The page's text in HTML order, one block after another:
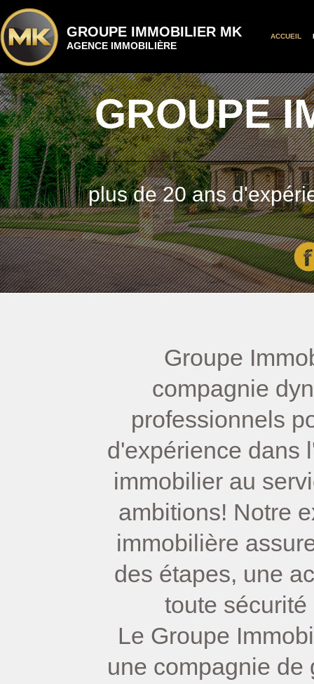
GROUPE IMMOBILIER MK
AGENCE IMMOBILIÈRE
ACCUEIL
GROUPE
plus de 20 ans
Groupe
compagnie
professionnels
d'expérience dans
immobilier au
ambitions! Notre
immobilière
des étapes, une
toute
Le Groupe
une compagnie de